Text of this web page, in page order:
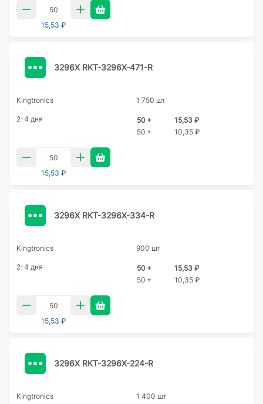
15,53 ₽
3296X RKT-3296X-471-R
Kingtronics 1 750 шт
2-4 дня 50 +
15,53 ₽
50 +
10,35 ₽
15,53 ₽
3296X RKT-3296X-334-R
Kingtronics 900 шт
2-4 дня 50 +
15,53 ₽
50 +
10,35 ₽
15,53 ₽
3296X RKT-3296X-224-R
Kingtronics 1 400 шт